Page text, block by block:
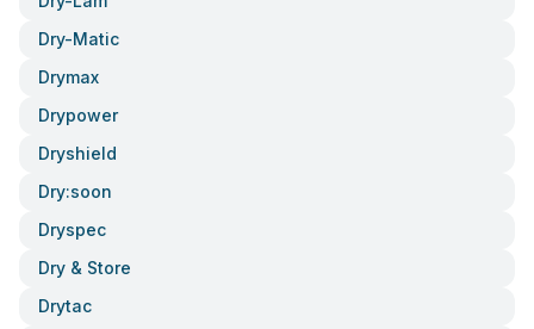
Dry-Matic
Drymax
Drypower
Dryshield
Dry:soon
Dryspec
Dry & Store
Drytac